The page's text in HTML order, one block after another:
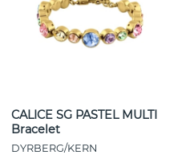
CALICE SG PASTEL MULTI
Bracelet
DYRBERG/KERN